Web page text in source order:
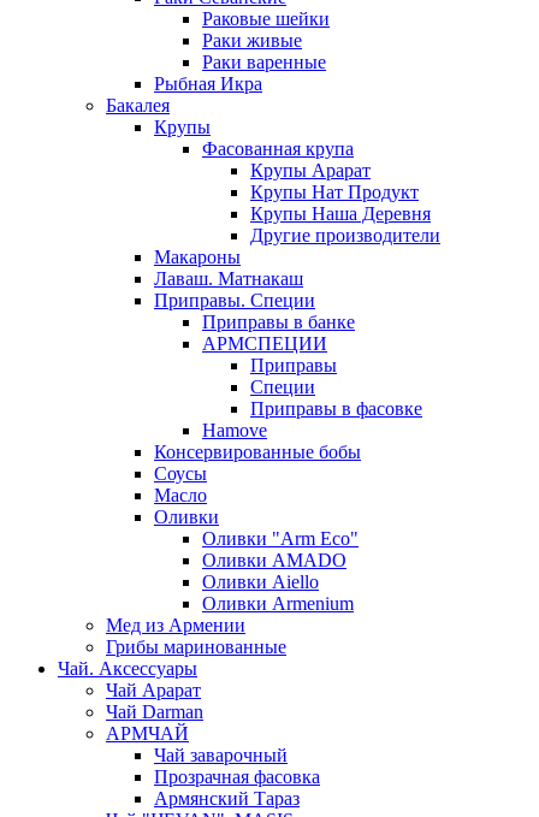
Раковые шейки
Раки живые
Раки варенные
Рыбная Икра
Бакалея
Крупы
Фасованная крупа
Крупы Арарат
Крупы Нат Продукт
Крупы Наша Деревня
Другие производители
Макароны
Лаваш. Матнакаш
Приправы. Специи
Приправы в банке
АРМСПЕЦИИ
Приправы
Специи
Приправы в фасовке
Hamove
Консервированные бобы
Соусы
Масло
Оливки
Оливки "Arm Eco"
Оливки AMADO
Оливки Aiello
Оливки Armenium
Мед из Армении
Грибы маринованные
Чай. Аксессуары
Чай Арарат
Чай Darman
АРМЧАЙ
Чай заварочный
Прозрачная фасовка
Армянский Тараз